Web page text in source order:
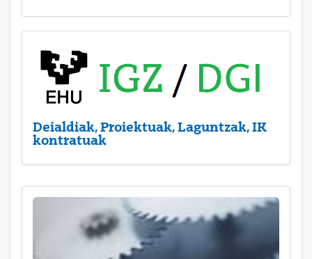
Deialdiak, Proiektuak, Laguntzak, IK
kontratuak